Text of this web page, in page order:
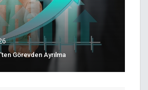
Görevden Ayrılma